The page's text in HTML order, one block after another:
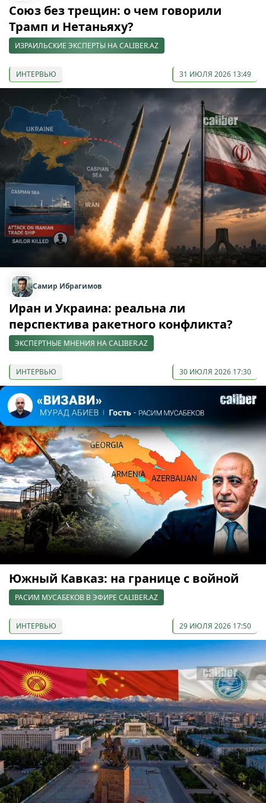
Союз без трещин: о чем говорили
Трамп и Нетаньяху?
ИЗРАИЛЬСКИЕ ЭКСПЕРТЫ НА CALIBER.AZ
ИНТЕРВЬЮ 31 ИЮЛЯ 2026 13:49
Самир Ибрагимов
Иран и Украина: реальна ли
перспектива ракетного конфликта?
ЭКСПЕРТНЫЕ МНЕНИЯ НА CALIBER.AZ
ИНТЕРВЬЮ 30 ИЮЛЯ 2026 17:30
Южный Кавказ: на границе с войной
РАСИМ МУСАБЕКОВ В ЭФИРЕ CALIBER.AZ
ИНТЕРВЬЮ 29 ИЮЛЯ 2026 17:50